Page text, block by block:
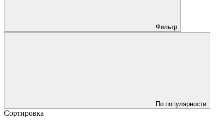
Фильтр
По популярности
Сортировка